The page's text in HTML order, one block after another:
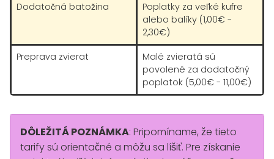
Dodatočná batožina
Poplatky za veľké kufre
alebo balíky (1,00€ -
2,30€)
Preprava zvierat
Malé zvieratá sú
povolené za dodatočný
poplatok (5,00€ - 11,00€)
DÔLEŽITÁ POZNÁMKA: Pripomíname, že tieto
tarify sú orientačné a môžu sa líšiť. Pre získanie